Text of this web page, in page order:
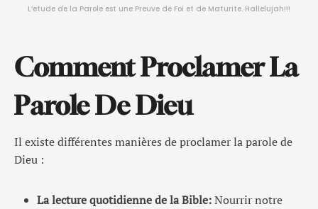
L’etude de la Parole est une Preuve de Foi et de Maturite. Hallelujah!!!
Comment Proclamer La
Parole De Dieu
Il existe différentes manières de proclamer la parole de
Dieu :
La lecture quotidienne de la Bible:Nourrir notre